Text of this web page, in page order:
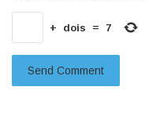
+ dois = 7